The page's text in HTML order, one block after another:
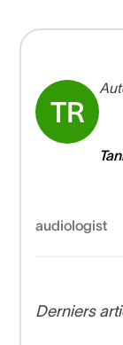
TR
audiologist
Derniers